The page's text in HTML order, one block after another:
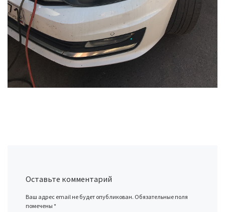
Оставьте комментарий
Ваш адрес email не будет опубликован. Обязательные поля
помечены*